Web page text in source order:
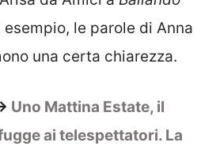
esempio, le parole di Anna
una certa chiarezza.
Uno Mattina Estate, il
ai telespettatori. La